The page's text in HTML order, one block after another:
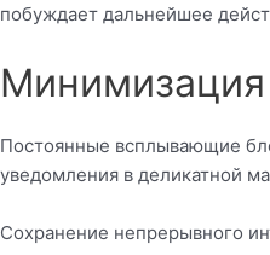
побуждает дальнейшее
Постоянные всплывающие
уведомления в деликатной
Сохранение непрерывного